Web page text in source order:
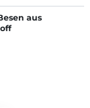
aus